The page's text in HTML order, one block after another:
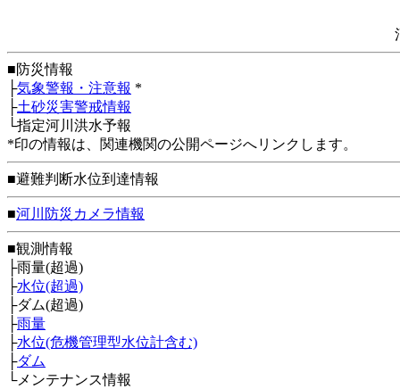
■防災情報
├気象警報・注意報 *
├土砂災害警戒情報
└指定河川洪水予報
*印の情報は、関連機関の公開ページへリンクします。
■避難判断水位到達情報
■河川防災カメラ情報
■観測情報
├雨量(超過)
├水位(超過)
├ダム(超過)
├雨量
├水位(危機管理型水位計含む)
├ダム
└メンテナンス情報